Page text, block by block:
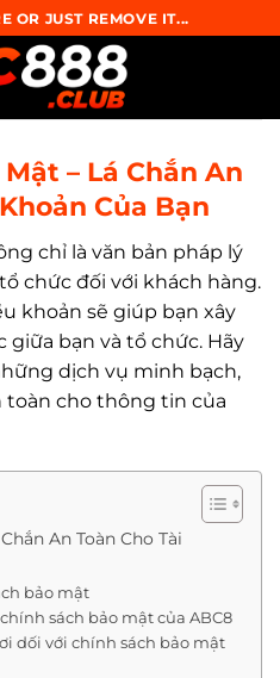
OR JUST REMOVE IT...
– Lá Chắn An
Của Bạn
chỉ là văn bản pháp lý
chức đối với khách hàng.
khoản sẽ giúp bạn xây
bạn và tổ chức. Hãy
dịch vụ minh bạch,
cho thông tin của
An Toàn Cho Tài
bảo mật
sách bảo mật của ABC8
dối với chính sách bảo mật